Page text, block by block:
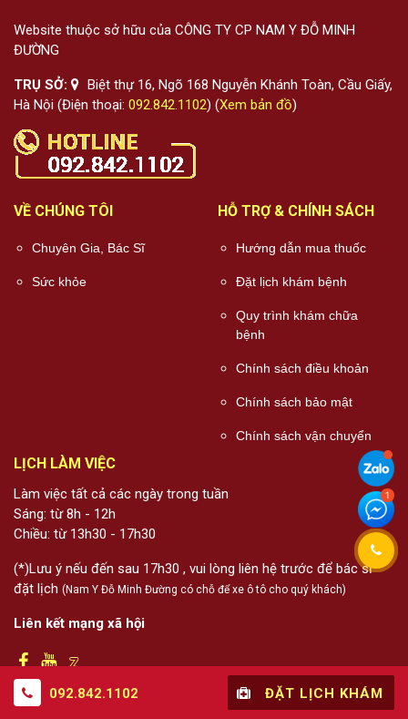
Website thuộc sở hữu của CÔNG TY CP NAM Y ĐỖ MINH
ĐƯỜNG
TRỤ SỞ:
Biệt thự 16, Ngõ 168 Nguyễn Khánh Toàn, Cầu Giấy,
Hà Nội (Điện thoại: 092.842.1102) (Xem bản đồ)
VỀ CHÚNG TÔI
Chuyên Gia, Bác Sĩ
Sức khỏe
HỖ TRỢ & CHÍNH SÁCH
Hướng dẫn mua thuốc
Đặt lịch khám bệnh
Quy trình khám chữa
bệnh
Chính sách điều khoản
Chính sách bảo mật
Chính sách vận chuyển
LỊCH LÀM VIỆC
Làm việc tất cả các ngày trong tuần
Sáng: từ 8h - 12h
Chiều: từ 13h30 - 17h30
(*)Lưu ý nếu đến sau 17h30 , vui lòng liên hệ trước để bác sĩ
đặt lịch (Nam Y Đỗ Minh Đường có chỗ để xe ô tô cho quý khách)
Liên kết mạng xã hội
092.842.1102 ĐẶT LỊCH KHÁM